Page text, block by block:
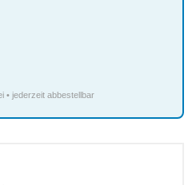
• jederzeit abbestellbar